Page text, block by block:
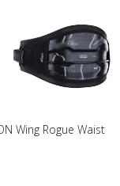
Wing Rogue Waist